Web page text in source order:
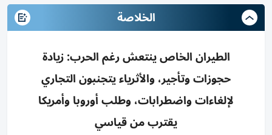
الخلاصة
الطيران الخاص ينتعش رغم الحرب: زيادة
حجوزات وتأجير، والأثرياء يتجنبون التجاري
لإلغاءات واضطرابات، وطلب أوروبا وأمريكا
يقترب من قياسي